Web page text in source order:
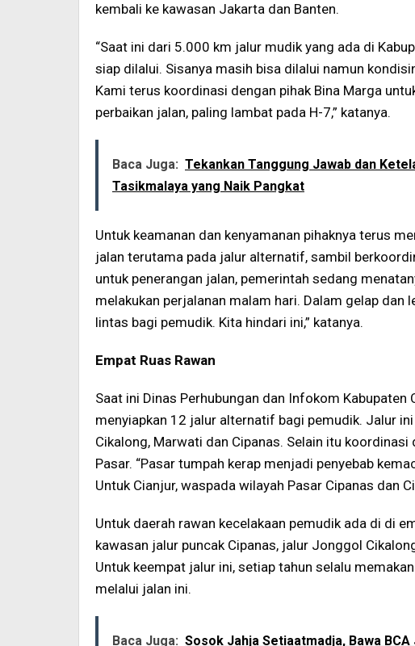
kembali ke kawasan Jakarta dan Banten.
“Saat ini dari 5.000 km jalur mudik yang ada di
siap dilalui. Sisanya masih bisa dilalui namun
Kami terus koordinasi dengan pihak Bina Marga
perbaikan jalan, paling lambat pada H-7,” katanya.
Baca Juga: Tekankan Tanggung Jawab dan
Tasikmalaya yang Naik Pangkat
Untuk keamanan dan kenyamanan pihaknya terus
jalan terutama pada jalur alternatif, sambil
untuk penerangan jalan, pemerintah sedang
melakukan perjalanan malam hari. Dalam gelap dan
lintas bagi pemudik. Kita hindari ini,” katanya.
Empat Ruas Rawan
Saat ini Dinas Perhubungan dan Infokom
menyiapkan 12 jalur alternatif bagi pemudik. Jalur
Cikalong, Marwati dan Cipanas. Selain itu
Pasar. “Pasar tumpah kerap menjadi penyebab
Untuk Cianjur, waspada wilayah Pasar Cipanas dan
Untuk daerah rawan kecelakaan pemudik ada di di
kawasan jalur puncak Cipanas, jalur Jonggol
Untuk keempat jalur ini, setiap tahun selalu
melalui jalan ini.
Baca Juga: Sosok Jahja Setiaatmadja, Bawa